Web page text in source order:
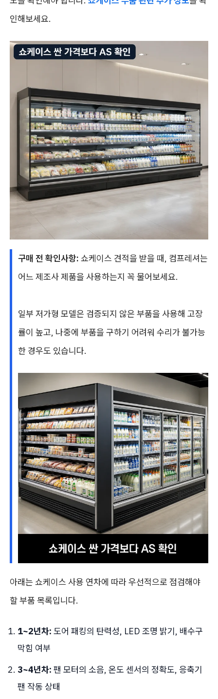
인해보세요.
구매 전 확인사항: 쇼케이스 견적을 받을 때, 컴프레셔는
어느 제조사 제품을 사용하는지 꼭 물어보세요.
일부 저가형 모델은 검증되지 않은 부품을 사용해 고장
률이 높고, 나중에 부품을 구하기 어려워 수리가 불가능
한 경우도 있습니다.
아래는 쇼케이스 사용 연차에 따라 우선적으로 점검해야
할 부품 목록입니다.
1~2년차: 도어 패킹의 탄력성, LED 조명 밝기, 배수구
막힘 여부
3~4년차: 팬 모터의 소음, 온도 센서의 정확도, 응축기
팬 작동 상태